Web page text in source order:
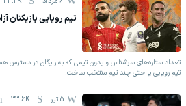
تیم رویایی بازیکنان
تعداد ستاره‌های سرشناس و بدون تیمی که به رایگان در دسترس
تیم رویایی یا حتی چند تیم منتخب ساخت.
5 تیر 33.6K